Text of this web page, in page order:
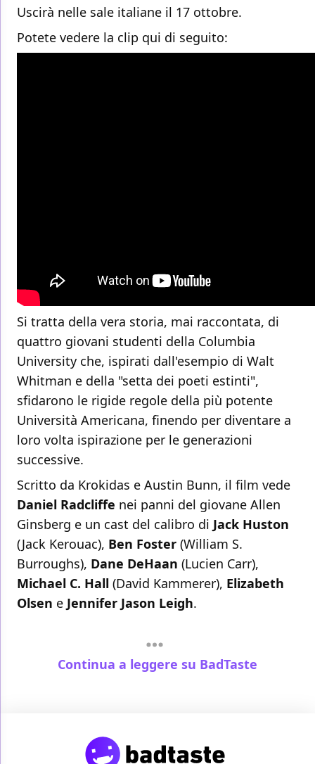
Uscirà nelle sale italiane il 17 ottobre.
Potete vedere la clip qui di seguito:
Si tratta della vera storia, mai raccontata, di
quattro giovani studenti della Columbia
University che, ispirati dall'esempio di Walt
Whitman e della "setta dei poeti estinti",
sfidarono le rigide regole della più potente
Università Americana, finendo per diventare a
loro volta ispirazione per le generazioni
successive.
Scritto da Krokidas e Austin Bunn, il film vede
Daniel Radcliffe nei panni del giovane Allen
Ginsberg e un cast del calibro di Jack Huston
(Jack Kerouac), Ben Foster (William S.
Burroughs), Dane DeHaan (Lucien Carr),
Michael C. Hall (David Kammerer), Elizabeth
Olsen e Jennifer Jason Leigh.
Continua a leggere su BadTaste